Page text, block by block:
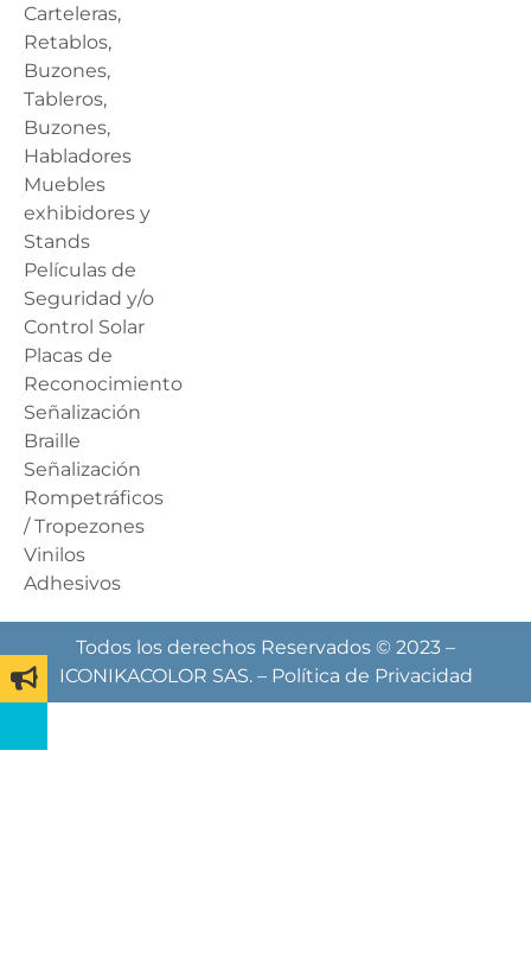
Carteleras,
Retablos,
Buzones,
Tableros,
Buzones,
Habladores
Muebles
exhibidores y
Stands
Películas de
Seguridad y/o
Control Solar
Placas de
Reconocimiento
Señalización
Braille
Señalización
Rompetráficos
/ Tropezones
Vinilos
Adhesivos
Todos los derechos Reservados © 2023 –
ICONIKACOLOR SAS. – Política de Privacidad